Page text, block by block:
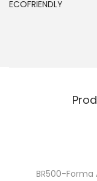
ECOFRIENDLY
BR500-